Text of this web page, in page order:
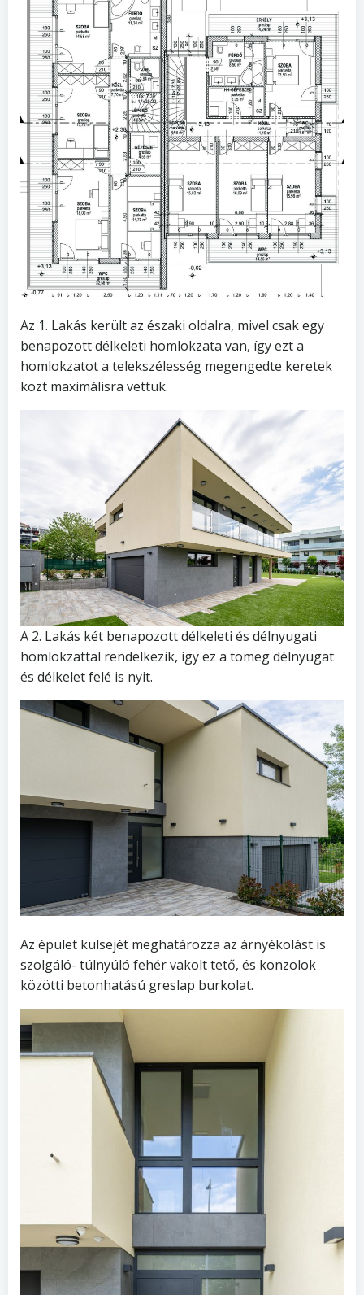
Az 1. Lakás került az északi oldalra, mivel csak egy
benapozott délkeleti homlokzata van, így ezt a
homlokzatot a telekszélesség megengedte keretek
közt maximálisra vettük.
A 2. Lakás két benapozott délkeleti és délnyugati
homlokzattal rendelkezik, így ez a tömeg délnyugat
és délkelet felé is nyit.
Az épület külsejét meghatározza az árnyékolást is
szolgáló- túlnyúló fehér vakolt tető, és konzolok
közötti betonhatású greslap burkolat.